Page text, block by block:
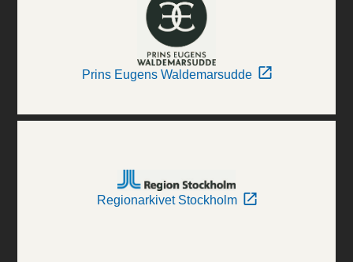
Prins Eugens Waldemarsudde
Regionarkivet Stockholm